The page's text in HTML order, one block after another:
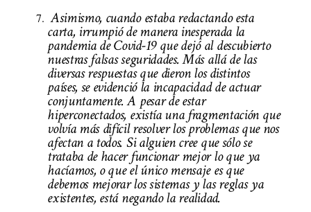
Asimismo, cuando estaba redactando esta
carta, irrumpió de manera inesperada la
pandemia de Covid-19 que dejó al descubierto
nuestras falsas seguridades. Más allá de las
diversas respuestas que dieron los distintos
países, se evidenció la incapacidad de actuar
conjuntamente. A pesar de estar
hiperconectados, existía una fragmentación que
volvía más difícil resolver los problemas que nos
afectan a todos. Si alguien cree que sólo se
trataba de hacer funcionar mejor lo que ya
hacíamos, o que el único mensaje es que
debemos mejorar los sistemas y las reglas ya
existentes, está negando la realidad.